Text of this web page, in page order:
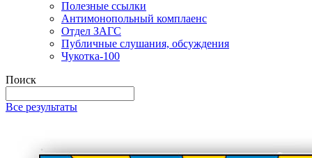
Полезные ссылки
Антимонопольный комплаенс
Отдел ЗАГС
Публичные слушания, обсуждения
Чукотка-100
Поиск
Все результаты